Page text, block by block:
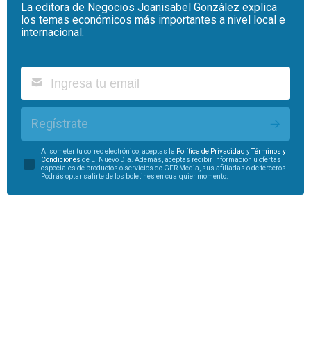
La editora de Negocios Joanisabel González explica
los temas económicos más importantes a nivel local e
internacional.
Regístrate
Al someter tu correo electrónico, aceptas la Política de Privacidad yTérminos y
Condiciones de El Nuevo Día. Además, aceptas recibir información u ofertas
especiales de productos o servicios de GFR Media, sus afiliadas o de terceros.
Podrás optar salirte de los boletines en cualquier momento.